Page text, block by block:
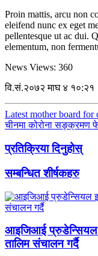
Proin mattis, arcu non
eleifend nunc ex eget
pellentesque ut ac dui.
elementum, non
News Views: 360
वि.सं.२०७२ माघ ४ १०:२१
Latest mother board for
चीनमा कोरोना सङ्क्रमण
प्रतिक्रिया दिनुहोस्
सम्बन्धित शीर्षकहरु
आइजिआई प्रुडेन्सियल
तालिम संचालन गर्दै